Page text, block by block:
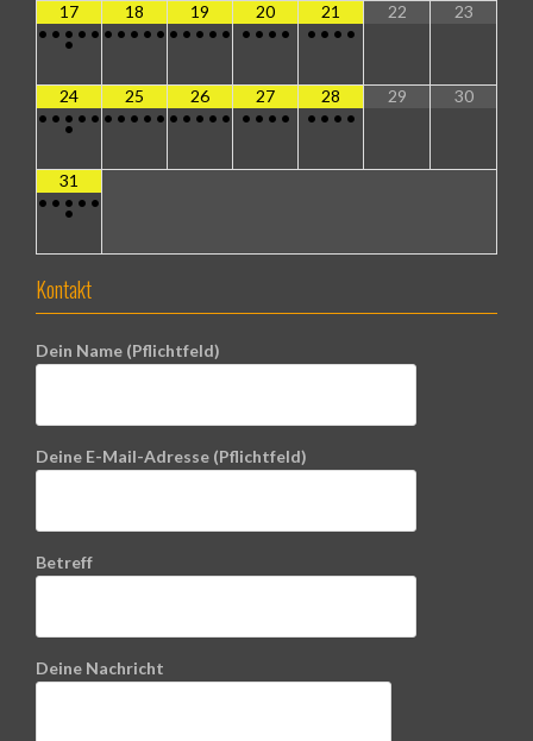
17
• • • • •
•
18
• • • • •
19
• • • • •
20
• • • •
21
• • • •
22 23
24
• • • • •
•
25
• • • • •
26
• • • • •
27
• • • •
28
• • • •
29 30
31
• • • • •
•
Kontakt
Dein Name (Pflichtfeld)
Deine E-Mail-Adresse (Pflichtfeld)
Betreff
Deine Nachricht